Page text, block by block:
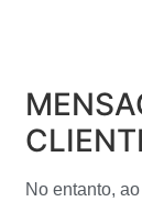
No entanto,